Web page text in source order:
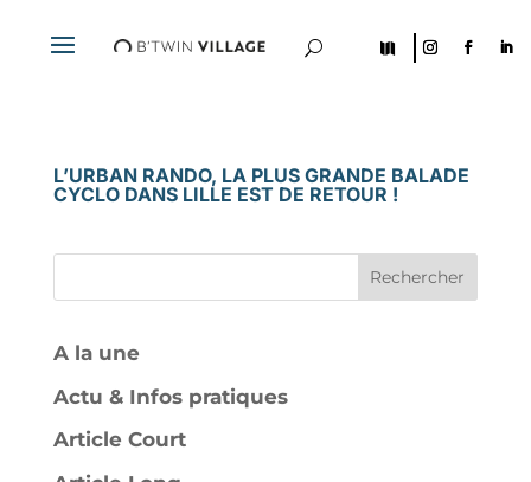

U
L’URBAN RANDO, LA PLUS GRANDE BALADE
CYCLO DANS LILLE EST DE RETOUR !
Rechercher
A la une
Actu & Infos pratiques
Article Court